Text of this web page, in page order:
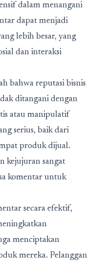
dalam menangani
dapat menjadi
lebih besar, yang
dan interaksi
bahwa reputasi bisnis
ditangani dengan
atau manipulatif
serius, baik dari
produk dijual.
kejujuran sangat
komentar untuk
secara efektif,
menciptakan
mereka. Pelanggan